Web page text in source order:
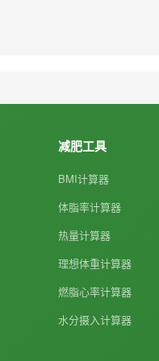
减肥工具
BMI计算器
体脂率计算器
热量计算器
理想体重计算器
燃脂心率计算器
水分摄入计算器